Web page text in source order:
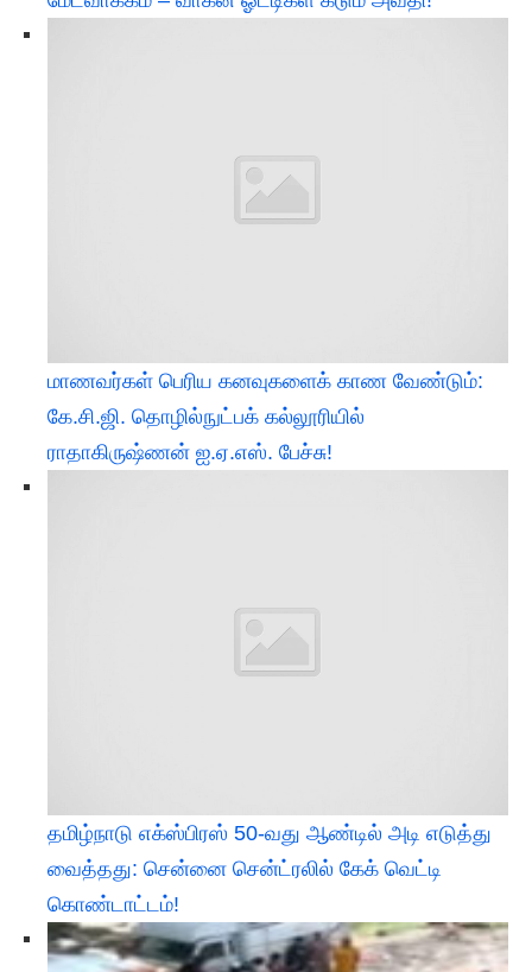
மாணவர்கள் பெரிய கனவுகளைக் காண வேண்டும்:
கே.சி.ஜி. தொழில்நுட்பக் கல்லூரியில்
ராதாகிருஷ்ணன் ஐ.ஏ.எஸ். பேச்சு!
தமிழ்நாடு எக்ஸ்பிரஸ் 50-வது ஆண்டில் அடி எடுத்து
வைத்தது: சென்னை சென்ட்ரலில் கேக் வெட்டி
கொண்டாட்டம்!